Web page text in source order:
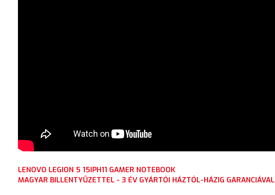
LENOVO LEGION 5 15IPH11 GAMER NOTEBOOK
MAGYAR BILLENTYŰZETTEL - 3 ÉV GYÁRTÓI HÁZTÓL-HÁZIG GARANCIÁVAL